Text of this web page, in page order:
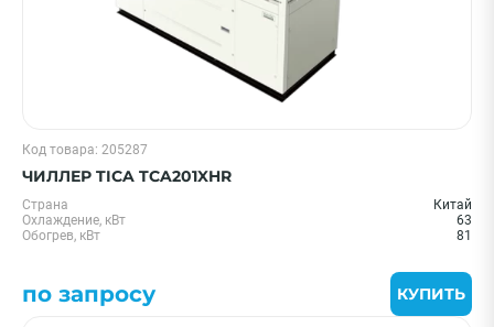
Код товара: 205287
ЧИЛЛЕР TICA TCA201XHR
Страна
Китай
Охлаждение, кВт
63
Обогрев, кВт
81
по запросу КУПИТЬ